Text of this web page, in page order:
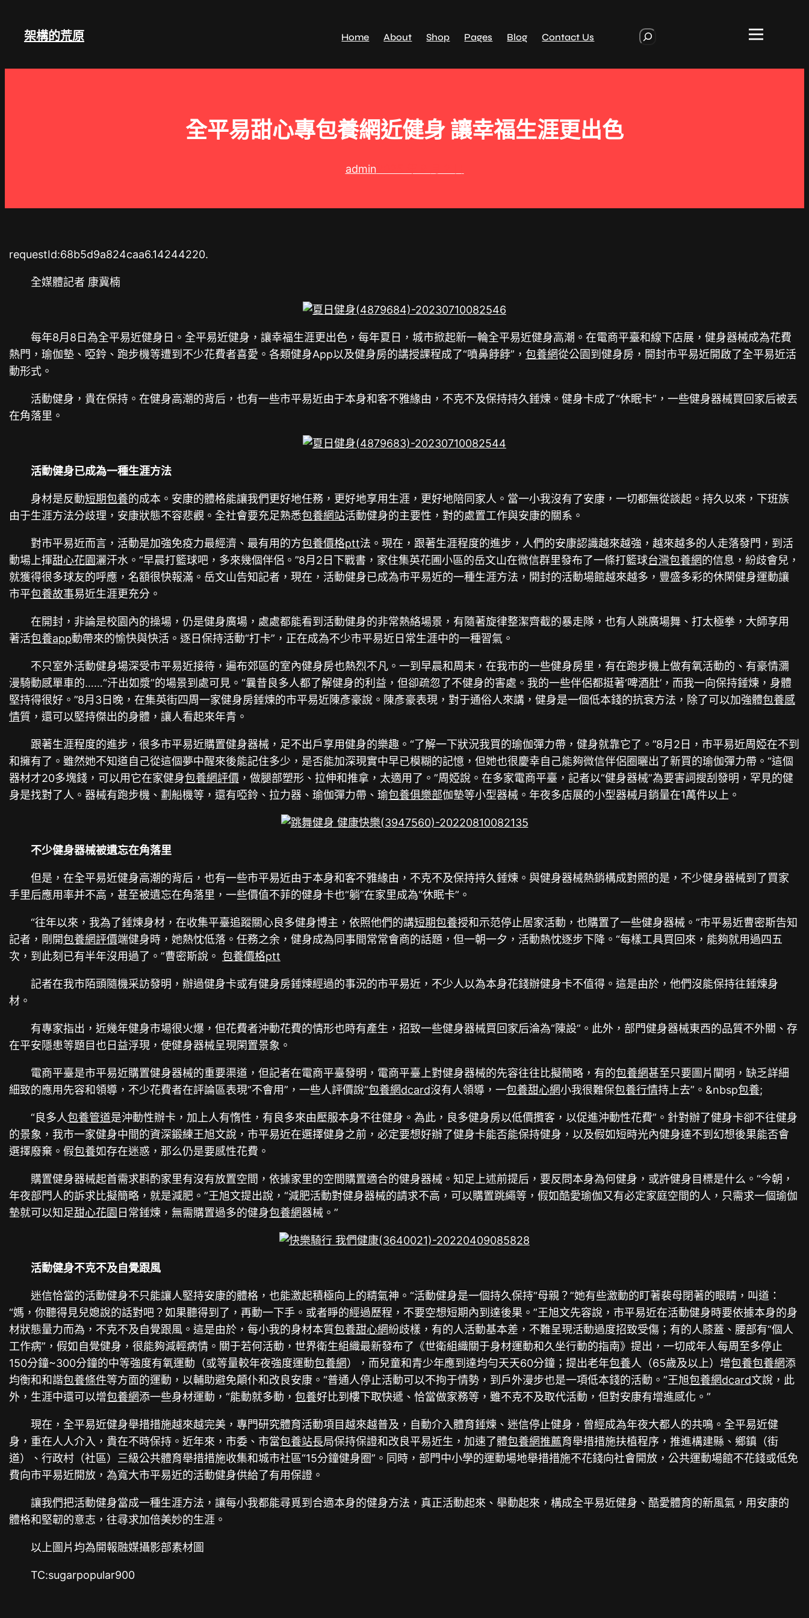
架構的荒原 Home About Shop Pages Blog Contact Us
r
全平易甜心專包養網近健身 讓幸福生涯更出色
admin
requestId:68b5d9a824caa6.14244220.
全媒體記者 康冀楠
每年8月8日為全平易近健身日。全平易近健身，讓幸福生涯更出色，每年夏日，城市掀起新一輪全平易近健身高潮。在電商平臺和線下店展，健身器械成為花費
熱門，瑜伽墊、啞鈴、跑步機等遭到不少花費者喜愛。各類健身App以及健身房的講授課程成了“噴鼻餑餑”，包養網從公園到健身房，開封市平易近開啟了全平易近活
動形式。
活動健身，貴在保持。在健身高潮的背后，也有一些市平易近由于本身和客不雅緣由，不克不及保持持久錘煉。健身卡成了“休眠卡”，一些健身器械買回家后被丟
在角落里。
活動健身已成為一種生涯方法
身材是反動短期包養的成本。安康的體格能讓我們更好地任務，更好地享用生涯，更好地陪同家人。當一小我沒有了安康，一切都無從談起。持久以來，下班族
由于生涯方法分歧理，安康狀態不容悲觀。全社會要充足熟悉包養網站活動健身的主要性，對的處置工作與安康的關系。
對市平易近而言，活動是加強免疫力最經濟、最有用的方包養價格ptt法。現在，跟著生涯程度的進步，人們的安康認識越來越強，越來越多的人走落發門，到活
動場上揮甜心花園灑汗水。“早晨打籃球吧，多來幾個伴侶。”8月2日下戰書，家住集英花圃小區的岳文山在微信群里發布了一條打籃球台灣包養網的信息，紛歧會兒，
就獲得很多球友的呼應，名額很快報滿。岳文山告知記者，現在，活動健身已成為市平易近的一種生涯方法，開封的活動場館越來越多，豐盛多彩的休閑健身運動讓
市平包養故事易近生涯更充分。
在開封，非論是校園內的操場，仍是健身廣場，處處都能看到活動健身的非常熱絡場景，有隨著旋律整潔齊截的暴走隊，也有人跳廣場舞、打太極拳，大師享用
著活包養app動帶來的愉快與快活。逐日保持活動“打卡”，正在成為不少市平易近日常生涯中的一種習氣。
不只室外活動健身場深受市平易近接待，遍布郊區的室內健身房也熱烈不凡。一到早晨和周末，在我市的一些健身房里，有在跑步機上做有氧活動的、有豪情瀰
漫騎動感單車的……“汗出如漿”的場景到處可見。“曩昔良多人都了解健身的利益，但卻疏忽了不健身的害處。我的一些伴侶都挺著‘啤酒肚’，而我一向保持錘煉，身體
堅持得很好。”8月3日晚，在集英街四周一家健身房錘煉的市平易近陳彥豪說。陳彥豪表現，對于通俗人來講，健身是一個低本錢的抗衰方法，除了可以加強體包養感
情質，還可以堅持傑出的身體，讓人看起來年青。
跟著生涯程度的進步，很多市平易近購置健身器械，足不出戶享用健身的樂趣。“了解一下狀況我買的瑜伽彈力帶，健身就靠它了。”8月2日，市平易近周婭在不到
和擁有了。雖然她不知道自己從這個夢中醒來後能記住多少，是否能加深現實中早已模糊的記憶，但她也很慶幸自己能夠微信伴侶圈曬出了新買的瑜伽彈力帶。“這個
器材才20多塊錢，可以用它在家健身包養網評價 ，做腿部塑形、拉伸和推拿，太適用了。”周婭說。在多家電商平臺，記者以“健身器械”為要害詞搜刮發明，罕見的健
身是找對了人。器械有跑步機、劃船機等，還有啞鈴、拉力器、瑜伽彈力帶、瑜包養俱樂部伽墊等小型器械。年夜多店展的小型器械月銷量在1萬件以上。
不少健身器械被遺忘在角落里
但是，在全平易近健身高潮的背后，也有一些市平易近由于本身和客不雅緣由，不克不及保持持久錘煉。與健身器械熱銷構成對照的是，不少健身器械到了買家
手里后應用率并不高，甚至被遺忘在角落里，一些價值不菲的健身卡也“躺”在家里成為“休眠卡”。
“往年以來，我為了錘煉身材，在收集平臺追蹤關心良多健身博主，依照他們的講短期包養授和示范停止居家活動，也購置了一些健身器械。”市平易近曹密斯告知
記者，剛開包養網評價端健身時，她熱忱低落。任務之余，健身成為同事間常常會商的話題，但一朝一夕，活動熱忱逐步下降。“每樣工具買回來，能夠就用過四五
次，到此刻已有半年沒用過了。”曹密斯說。包養價格ptt
記者在我市陌頭隨機采訪發明，辦過健身卡或有健身房錘煉經過的事況的市平易近，不少人以為本身花錢辦健身卡不值得。這是由於，他們沒能保持往錘煉身
材。
有專家指出，近幾年健身市場很火爆，但花費者沖動花費的情形也時有產生，招致一些健身器械買回家后淪為“陳設”。此外，部門健身器械東西的品質不外關、存
在平安隱患等題目也日益浮現，使健身器械呈現閑置景象。
電商平臺是市平易近購置健身器械的重要渠道，但記者在電商平臺發明，電商平臺上對健身器械的先容往往比擬簡略，有的包養網甚至只要圖片闡明，缺乏詳細
細致的應用先容和領導，不少花費者在評論區表現“不會用”，一些人評價說“包養網dcard沒有人領導，一包養甜心網小我很難保包養行情持上去”。&nbsp包養;
“良多人包養管道是沖動性辦卡，加上人有惰性，有良多來由壓服本身不往健身。為此，良多健身房以低價攬客，以促進沖動性花費”。針對辦了健身卡卻不往健身
的景象，我市一家健身中間的資深鍛練王旭文說，市平易近在選擇健身之前，必定要想好辦了健身卡能否能保持健身，以及假如短時光內健身達不到幻想後果能否會
選擇廢棄。假包養如存在迷惑，那么仍是要感性花費。
購置健身器械起首需求斟酌家里有沒有放置空間，依據家里的空間購置適合的健身器械。知足上述前提后，要反問本身為何健身，或許健身目標是什么。“今朝，
年夜部門人的訴求比擬簡略，就是減肥。”王旭文提出說，“減肥活動對健身器械的請求不高，可以購置跳繩等，假如酷愛瑜伽又有必定家庭空間的人，只需求一個瑜伽
墊就可以知足甜心花園 日常錘煉，無需購置過多的健身包養網器械。”
活動健身不克不及自覺跟風
迷信恰當的活動健身不只能讓人堅持安康的體格，也能激起積極向上的精氣神。“活動健身是一個持久保持“母親？”她有些激動的盯著裴母閉著的眼睛，叫道：
“媽，你聽得見兒媳說的話對吧？如果聽得到了，再動一下手。或者睜的經過歷程，不要空想短期內到達後果。”王旭文先容說，市平易近在活動健身時要依據本身的身
材狀態量力而為，不克不及自覺跟風。這是由於，每小我的身材本質包養甜心網紛歧樣，有的人活動基本差，不難呈現活動過度招致受傷；有的人膝蓋、腰部有“個人
工作病”，假如自覺健身，很能夠減輕病情。關于若何活動，世界衛生組織最新發布了《世衛組織關于身材運動和久坐行動的指南》提出，一切成年人每周至多停止
150分鐘~300分鐘的中等強度有氧運動（或等量較年夜強度運動包養網），而兒童和青少年應到達均勻天天60分鐘；提出老年包養人（65歲及以上）增包養包養網添
均衡和和諧包養條件等方面的運動，以輔助避免顛仆和改良安康。“普通人停止活動可以不拘于情勢，到戶外漫步也是一項低本錢的活動。”王旭包養網dcard文說，此
外，生涯中還可以增包養網添一些身材運動，“能動就多動，包養好比到樓下取快遞、恰當做家務等，雖不克不及取代活動，但對安康有增進感化。”
現在，全平易近健身舉措措施越來越完美，專門研究體育活動項目越來越普及，自動介入體育錘煉、迷信停止健身，曾經成為年夜大都人的共鳴。全平易近健
身，重在人人介入，貴在不時保持。近年來，市委、市當包養站長局保持保證和改良平易近生，加速了體包養網推薦育舉措措施扶植程序，推進構建縣、鄉鎮（街
道）、行政村（社區）三級公共體育舉措措施收集和城市社區“15分鐘健身圈”。同時，部門中小學的運動場地舉措措施不花錢向社會開放，公共運動場館不花錢或低免
費向市平易近開放，為寬大市平易近的活動健身供給了有用保證。
讓我們把活動健身當成一種生涯方法，讓每小我都能尋覓到合適本身的健身方法，真正活動起來、舉動起來，構成全平易近健身、酷愛體育的新風氣，用安康的
體格和堅韌的意志，往尋求加倍美妙的生涯。
以上圖片均為開報融媒攝影部素材圖
TC:sugarpopular900